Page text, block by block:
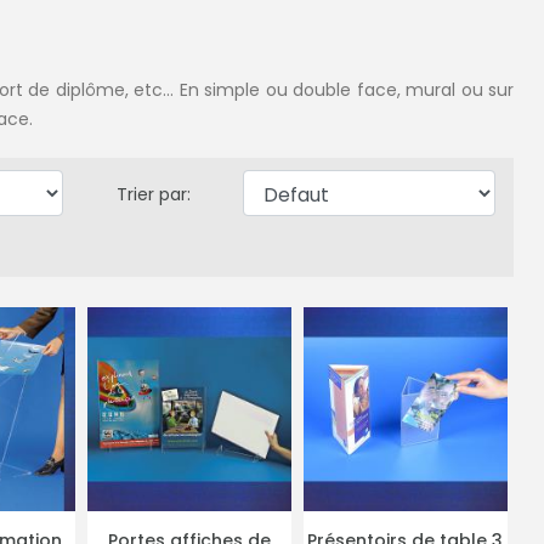
de diplôme, etc... En simple ou double face, mural ou sur
Trier par: